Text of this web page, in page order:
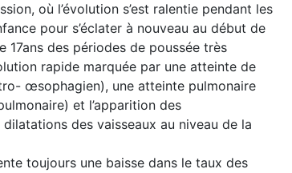
où l’évolution s’est ralentie pendant les
pour s’éclater à nouveau au début de
17ans des périodes de poussée très
rapide marquée par une atteinte de
œsophagien), une atteinte pulmonaire
et l’apparition des
des vaisseaux au niveau de la
toujours une baisse dans le taux des